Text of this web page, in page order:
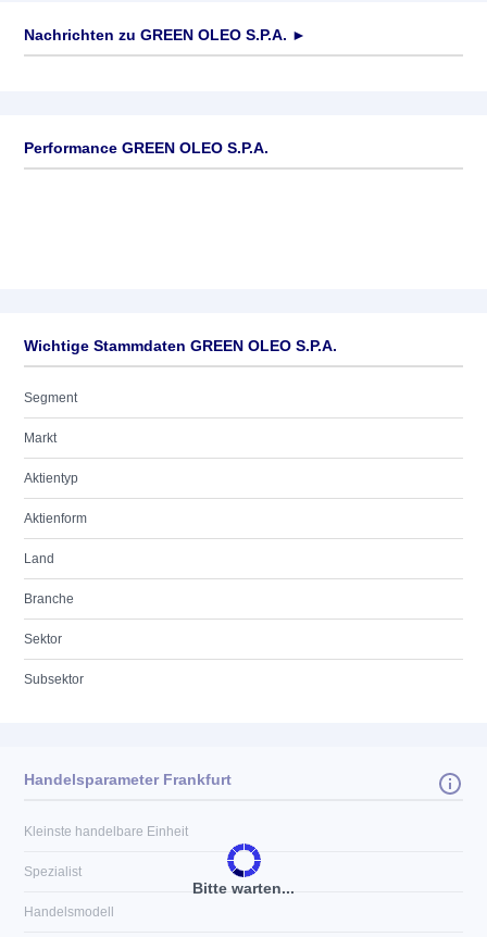
Nachrichten zu GREEN OLEO S.P.A. ►
Performance GREEN OLEO S.P.A.
Wichtige Stammdaten GREEN OLEO S.P.A.
Segment
Markt
Aktientyp
Aktienform
Land
Branche
Sektor
Subsektor
Bitte warten...
Handelsparameter Frankfurt
Kleinste handelbare Einheit
Spezialist
Handelsmodell